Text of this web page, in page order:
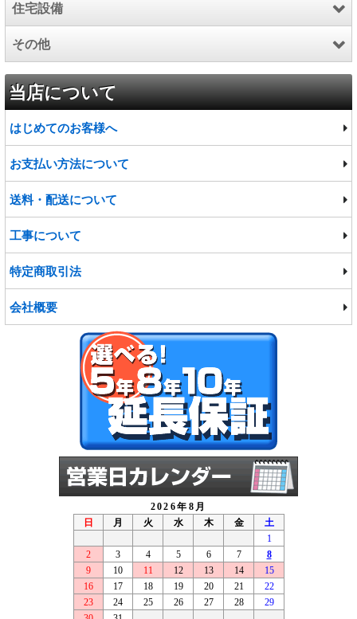
除湿機/空気清浄機
食洗機/オーブン
厨房機器
スポーツ
マリン
家具
カーペット
インテリア雑貨
住宅設備
キッチンパネル
トイレ
その他
食品
当店について
はじめてのお客様へ
お支払い方法について
送料・配送について
工事について
特定商取引法
会社概要